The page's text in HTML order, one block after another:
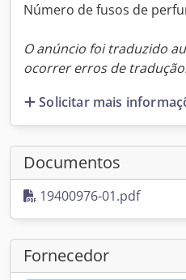
Número de fusos de
O anúncio foi traduzido
ocorrer erros de
Solicitar mais
Documentos
19400976-01.pdf
Fornecedor